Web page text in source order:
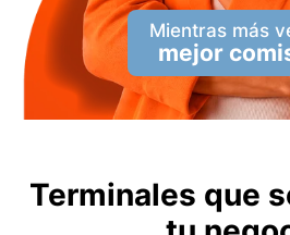
Mientras más
mejor
Terminales que